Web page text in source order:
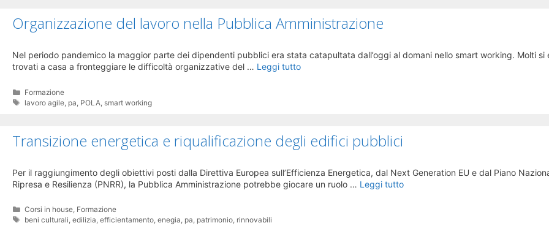
Organizzazione del lavoro nella Pubblica Amministrazione
Nel periodo pandemico la maggior parte dei dipendenti pubblici era stata catapultata dall’oggi al domani nello smart working. Molti si
trovati a casa a fronteggiare le difficoltà organizzative del … Leggi tutto
Categorie
Formazione
Tag
lavoro agile pa POLA smart working
Transizione energetica e riqualificazione degli edifici pubblici
Per il raggiungimento degli obiettivi posti dalla Direttiva Europea sull’Efficienza Energetica, dal Next Generation EU e dal Piano
Ripresa e Resilienza (PNRR), la Pubblica Amministrazione potrebbe giocare un ruolo … Leggi tutto
Categorie
Corsi in house, Formazione
Tag
beni culturali,edilizia,efficientamento,enegia, pa, patrimonio, rinnovabili